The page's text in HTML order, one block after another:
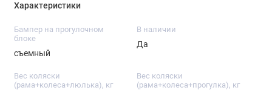
Характеристики
Бампер на прогулочном
блоке
съемный
В наличии
Да
Вес коляски
(рама+колеса+люлька), кг
Вес коляски
(рама+колеса+прогулка), кг